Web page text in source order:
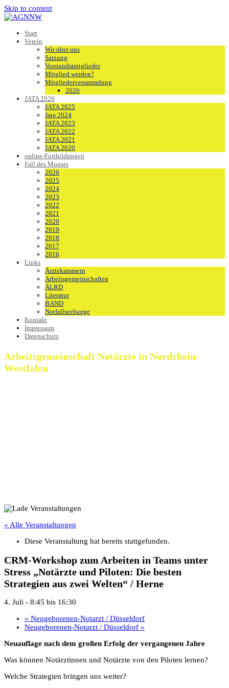
Skip to content
Start
Verein
Wir über uns
Satzung
Vorstandsmitglieder
Mitglied werden?
Mitgliederversammlung
2026
JATA 2026
JATA 2025
Jata 2024
JATA 2023
JATA 2022
JATA 2021
JATA 2020
online-Fortbildungen
Fall des Monats
2026
2025
2024
2023
2022
2021
2020
2019
2018
2017
2016
Links
Ärztekammern
Arbeitsgemeinschaften
ÄLRD
Literatur
BAND
Notfallseelsorge
Kontakt
Impressum
Datenschutz
Arbeitsgemeinschaft Notärzte in Nordrhein-
Westfalen
« Alle Veranstaltungen
Diese Veranstaltung hat bereits stattgefunden.
CRM-Workshop zum Arbeiten in Teams unter
Stress „Notärzte und Piloten: Die besten
Strategien aus zwei Welten“ / Herne
4. Juli - 8:45 bis 16:30
« Neugeborenen-Notarzt / Düsseldorf
Neugeborenen-Notarzt / Düsseldorf »
Neuauflage nach dem großen Erfolg der vergangenen Jahre
Was können Notärztinnen und Notärzte von den Piloten lernen?
Welche Strategien bringen uns weiter?